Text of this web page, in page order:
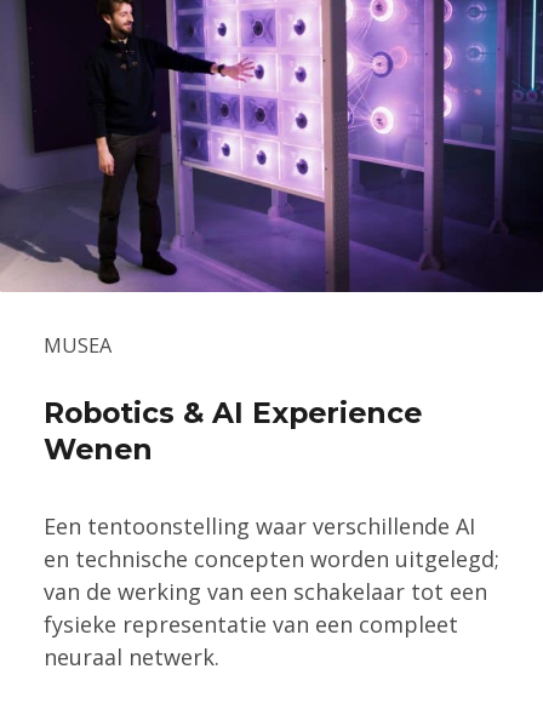
MUSEA
Robotics & AI Experience
Wenen
Een tentoonstelling waar verschillende AI
en technische concepten worden uitgelegd;
van de werking van een schakelaar tot een
fysieke representatie van een compleet
neuraal netwerk.